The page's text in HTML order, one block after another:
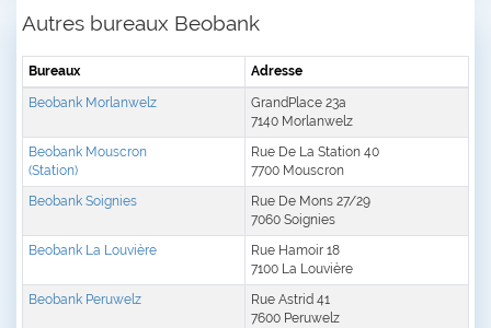
Autres bureaux Beobank
Bureaux Adresse
Beobank Morlanwelz
GrandPlace 23a
7140 Morlanwelz
Beobank Mouscron
(Station)
Rue De La Station 40
7700 Mouscron
Beobank Soignies
Rue De Mons 27/29
7060 Soignies
Beobank La Louvière
Rue Hamoir 18
7100 La Louvière
Beobank Peruwelz
Rue Astrid 41
7600 Peruwelz